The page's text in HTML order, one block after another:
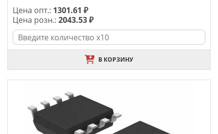
Цена опт.: 1301.61 ₽
Цена розн.: 2043.53 ₽
В КОРЗИНУ